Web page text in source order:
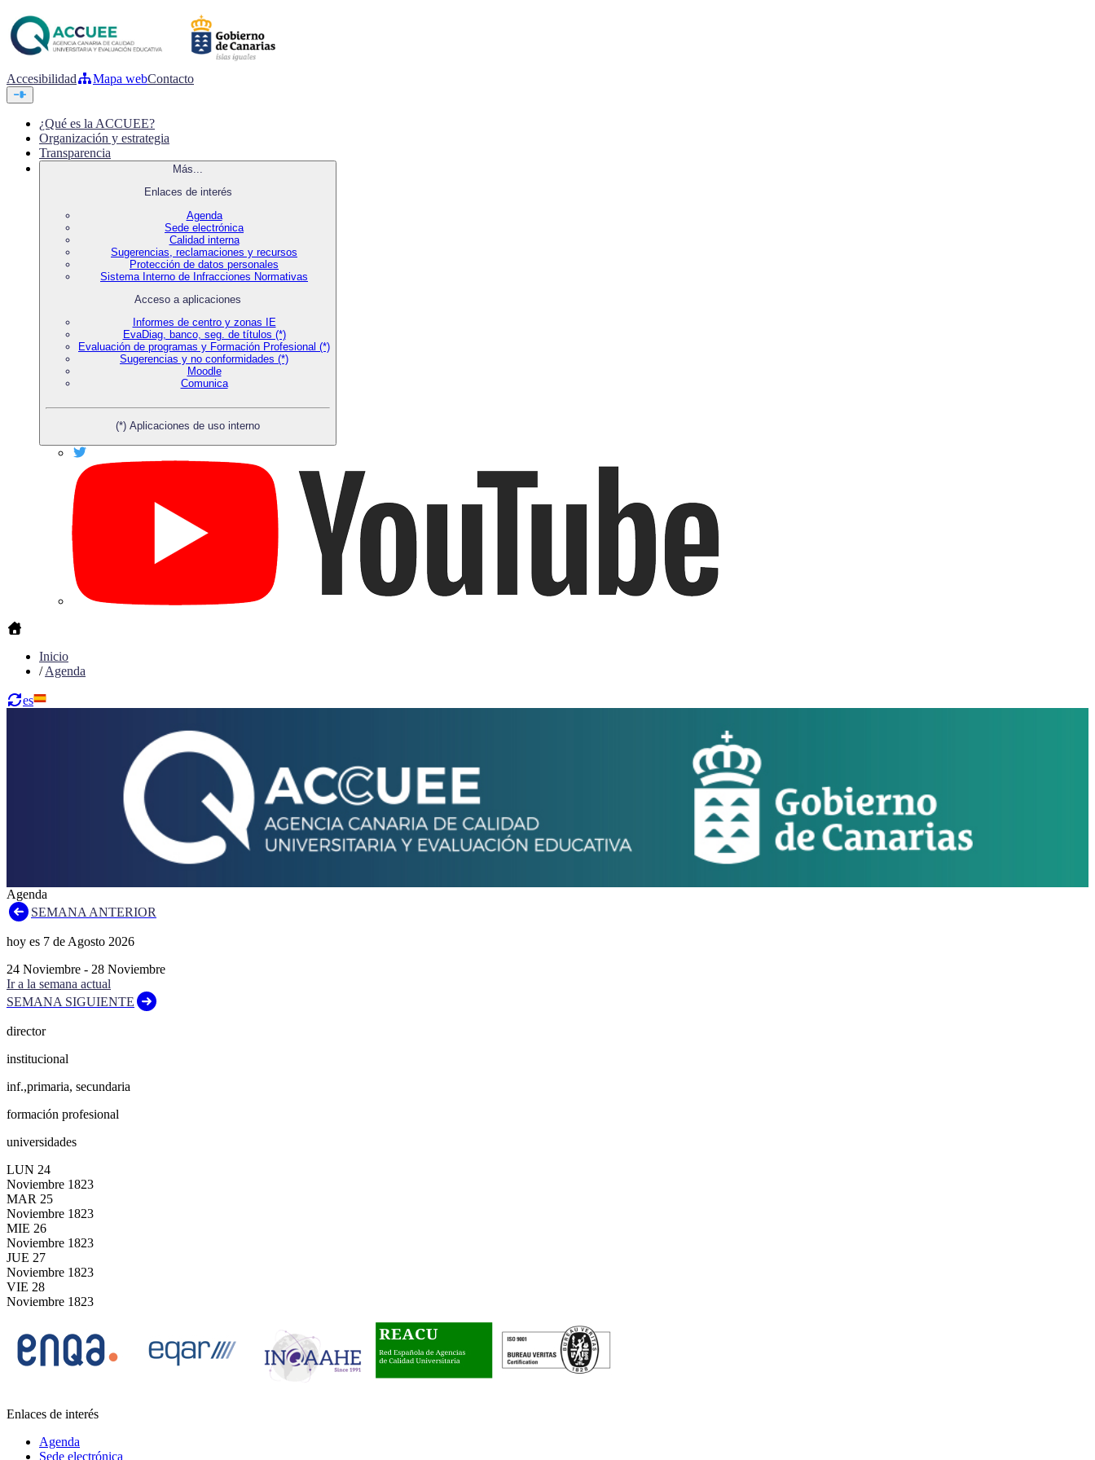
Accesibilidad Mapa webContacto
¿Qué es la ACCUEE?
Organización y estrategia
Transparencia
Más...
Enlaces de interés
Agenda
Sede electrónica
Calidad interna
Sugerencias, reclamaciones y recursos
Protección de datos personales
Sistema Interno de Infracciones Normativas
Acceso a aplicaciones
Informes de centro y zonas IE
EvaDiag, banco, seg. de títulos (*)
Evaluación de programas y Formación Profesional (*)
Sugerencias y no conformidades (*)
Moodle
Comunica
(*) Aplicaciones de uso interno
Inicio
/Agenda
es
Agenda
SEMANA ANTERIOR
hoy es 7 de Agosto 2026
24 Noviembre - 28 Noviembre
Ir a la semana actual
SEMANA SIGUIENTE
director
institucional
inf.,primaria, secundaria
formación profesional
universidades
LUN 24
Noviembre 1823
MAR 25
Noviembre 1823
MIE 26
Noviembre 1823
JUE 27
Noviembre 1823
VIE 28
Noviembre 1823
Enlaces de interés
Agenda
Sede electrónica